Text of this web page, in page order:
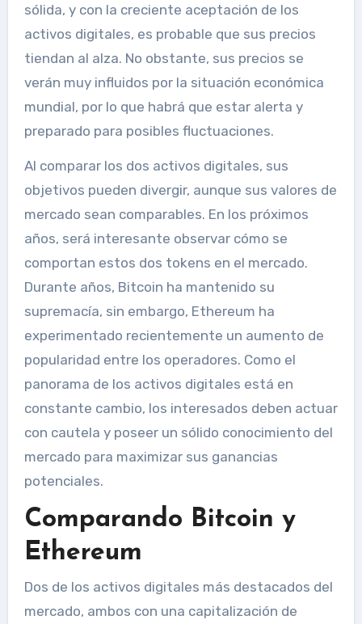
sólida, y con la creciente aceptación de los
activos digitales, es probable que sus precios
tiendan al alza. No obstante, sus precios se
verán muy influidos por la situación económica
mundial, por lo que habrá que estar alerta y
preparado para posibles fluctuaciones.
Al comparar los dos activos digitales, sus
objetivos pueden divergir, aunque sus valores de
mercado sean comparables. En los próximos
años, será interesante observar cómo se
comportan estos dos tokens en el mercado.
Durante años, Bitcoin ha mantenido su
supremacía, sin embargo, Ethereum ha
experimentado recientemente un aumento de
popularidad entre los operadores. Como el
panorama de los activos digitales está en
constante cambio, los interesados deben actuar
con cautela y poseer un sólido conocimiento del
mercado para maximizar sus ganancias
potenciales.
Comparando Bitcoin y
Ethereum
Dos de los activos digitales más destacados del
mercado, ambos con una capitalización de